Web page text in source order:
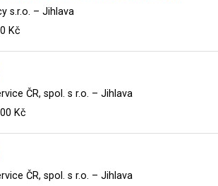
s.r.o. – Jihlava
Kč
ČR, spol. s r.o. – Jihlava
Kč
ČR, spol. s r.o. – Jihlava